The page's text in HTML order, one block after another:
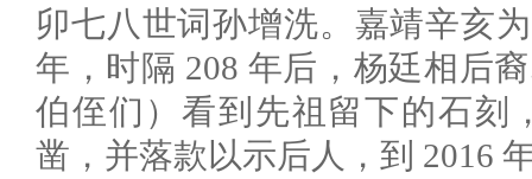
卯七八世词孙增洗。嘉靖辛亥
年，时隔 208 年后，杨廷相后
伯侄们）看到先祖留下的石刻
凿，并落款以示后人，到 2016